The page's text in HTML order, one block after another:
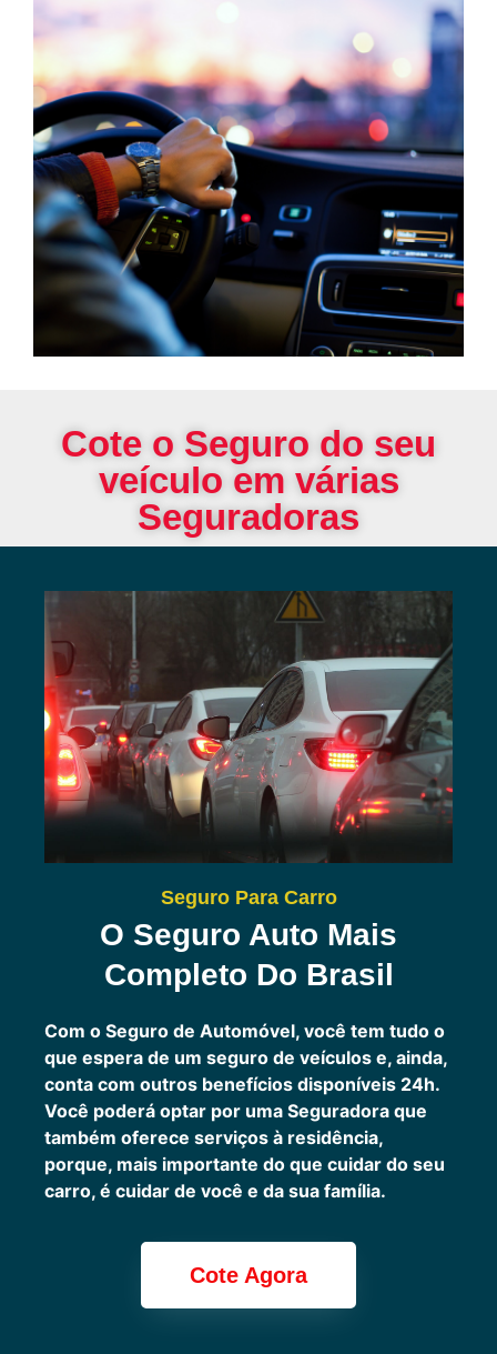
Cote o Seguro do seu
veículo em várias
Seguradoras
Seguro Para Carro
O Seguro Auto Mais
Completo Do Brasil
Com o Seguro de Automóvel, você tem tudo o
que espera de um seguro de veículos e, ainda,
conta com outros benefícios disponíveis 24h.
Você poderá optar por uma Seguradora que
também oferece serviços à residência,
porque, mais importante do que cuidar do seu
carro, é cuidar de você e da sua família.
Cote Agora